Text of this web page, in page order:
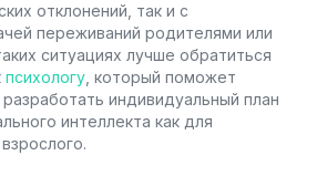
отклонений, так и с
переживаний родителями или
ситуациях лучше обратиться
психологу , который поможет
индивидуальный план
интеллекта как для